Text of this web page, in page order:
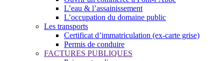
L’eau & l’assainissement
L’occupation du domaine public
Les transports
Certificat d’immatriculation (ex-carte grise)
Permis de conduire
FACTURES PUBLIQUES